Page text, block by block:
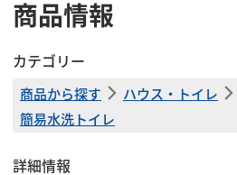
商品情報
カテゴリー
商品から探す ハウス・トイレ
簡易水洗トイレ
詳細情報